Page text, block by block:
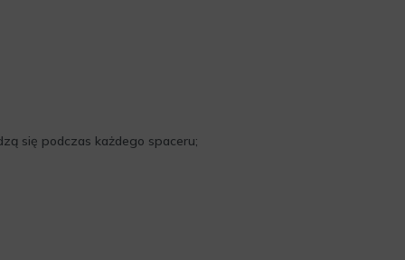
się podczas każdego spaceru;